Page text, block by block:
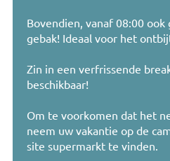
Bovendien, vanaf 08:00
gebak! Ideaal voor het
Zin in een verfrissende
beschikbaar!
Om te voorkomen dat het
neem uw vakantie op de
site supermarkt te vinden.